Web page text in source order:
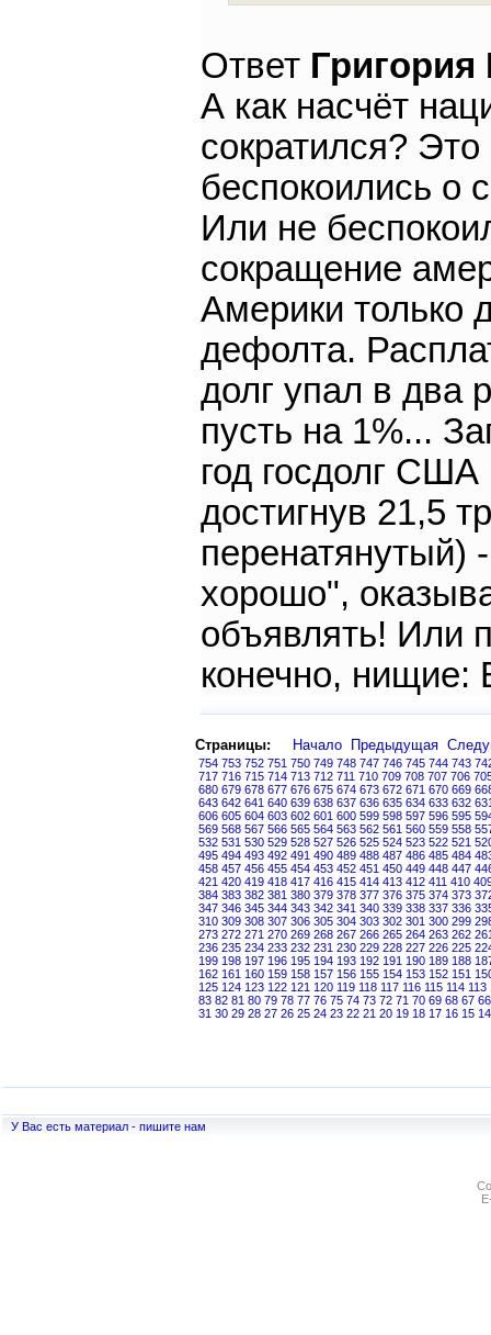
Ответ
А как насчёт
сократился?
беспокоились о
Или не
сокращение
Америки только
дефолта.
долг упал в два
пусть на 1%...
год госдолг
достигнув 21,5
перенатянутый)
хорошо",
объявлять! Или
конечно, нищие:
Страницы: Начало Предыдущая
754 753 752 751 750 749 748 747 746 745 744 743
717 716 715 714 713 712 711 710 709 708 707 706
680 679 678 677 676 675 674 673 672 671 670 669
643 642 641 640 639 638 637 636 635 634 633 632
606 605 604 603 602 601 600 599 598 597 596 595
569 568 567 566 565 564 563 562 561 560 559 558
532 531 530 529 528 527 526 525 524 523 522 521
495 494 493 492 491 490 489 488 487 486 485 484
458 457 456 455 454 453 452 451 450 449 448 447
421 420 419 418 417 416 415 414 413 412 411 410
384 383 382 381 380 379 378 377 376 375 374 373
347 346 345 344 343 342 341 340 339 338 337 336
310 309 308 307 306 305 304 303 302 301 300 299
273 272 271 270 269 268 267 266 265 264 263 262
236 235 234 233 232 231 230 229 228 227 226 225
199 198 197 196 195 194 193 192 191 190 189 188
162 161 160 159 158 157 156 155 154 153 152 151
125 124 123 122 121 120 119 118 117 116 115 114 113
83 82 81 80 79 78 77 76 75 74 73 72 71 70 69 68 67 66
31 30 29 28 27 26 25 24 23 22 21 20 19 18 17 16 15 14
У Вас есть материал - пишите нам